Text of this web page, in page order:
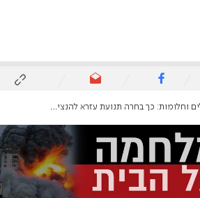
כך בחרה תנועת עזרא להנציח את בוגרי הסניף שנפלו